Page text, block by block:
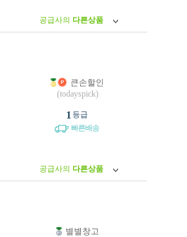
공급사의 다른상품
큰손할인
(todayspick)
1 등급
빠른배송
공급사의 다른상품
별별창고